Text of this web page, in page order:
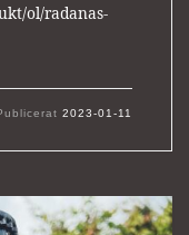
ol/radanas-
2023-01-11